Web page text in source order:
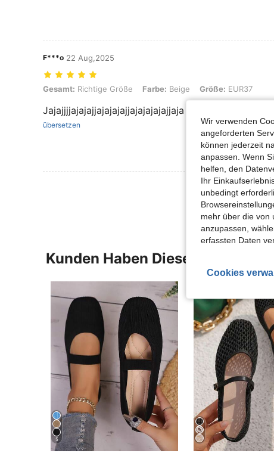
F***o 22 Aug,2025
Gesamt: Richtige Größe, Farbe: Beige, Größe: EUR37
Gesamt: Richtige Größe Farbe: Beige Größe: EUR37
Jajajjjjajajajjajajajajjajajajajajjaja
übersetzen
Mehr
Kunden Haben Diese Artikel
5
Wir verwenden
angeforderten
können jederzeit
anpassen. Wenn
helfen, den
Ihr
unbedingt
mehr über die von
anzupassen,
erfassten Daten
Cookies